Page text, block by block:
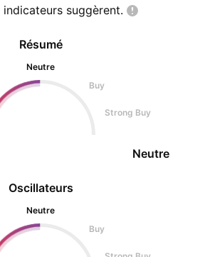
indicateurs suggèrent.
Oscillateurs
Neutre
Buy
Résumé
Neutre
Buy
Strong Buy
Neutre